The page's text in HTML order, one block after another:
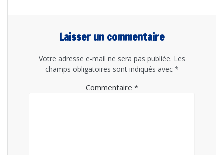
Laisser un commentaire
Votre adresse e-mail ne sera pas publiée. Les
champs obligatoires sont indiqués avec *
Commentaire *